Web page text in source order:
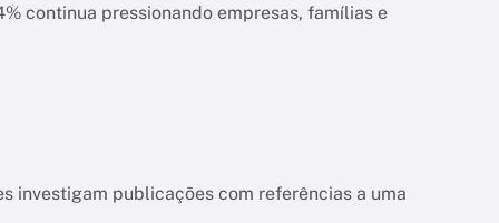
e
investigam publicações com referências a uma